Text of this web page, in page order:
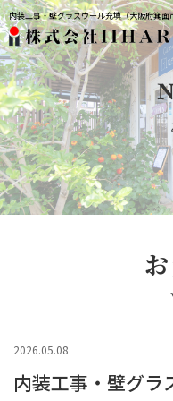
内装工事・壁グラスウール充填（大阪府箕面
2026.05.08
内装工事・壁グラ